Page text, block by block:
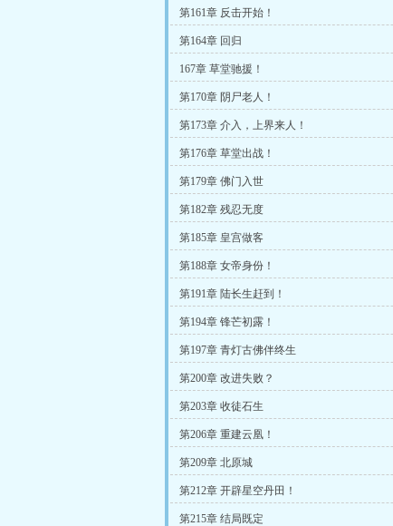
第161章 反击开始！
第164章 回归
167章 草堂驰援！
第170章 阴尸老人！
第173章 介入，上界来人！
第176章 草堂出战！
第179章 佛门入世
第182章 残忍无度
第185章 皇宫做客
第188章 女帝身份！
第191章 陆长生赶到！
第194章 锋芒初露！
第197章 青灯古佛伴终生
第200章 改进失败？
第203章 收徒石生
第206章 重建云凰！
第209章 北原城
第212章 开辟星空丹田！
第215章 结局既定